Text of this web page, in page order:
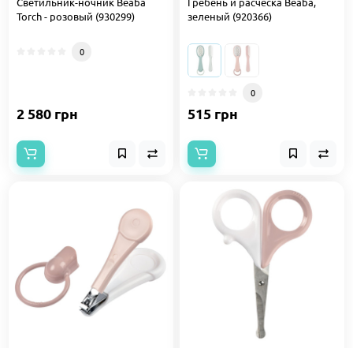
Torch - розовый (930299)
0
2 580 грн
зеленый (920366)
0
515 грн